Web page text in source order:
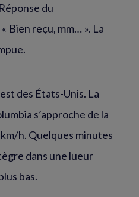
du
Bien reçu, mm… ». La
des États-Unis. La
s’approche de la
h. Quelques minutes
dans une lueur
bas.